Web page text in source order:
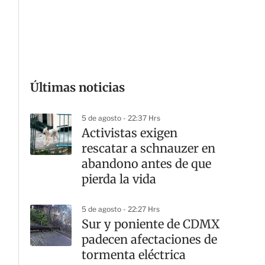
Últimas noticias
5 de agosto - 22:37 Hrs
Activistas exigen
rescatar a schnauzer en
abandono antes de que
pierda la vida
5 de agosto - 22:27 Hrs
Sur y poniente de CDMX
padecen afectaciones de
tormenta eléctrica